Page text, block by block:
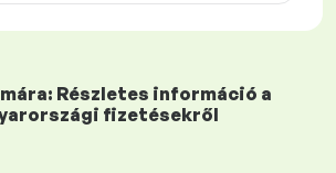
Részletes információ a
fizetésekről